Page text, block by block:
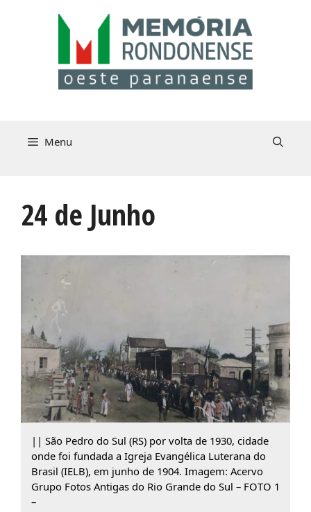
Menu
24 de Junho
|| São Pedro do Sul (RS) por volta de 1930, cidade
onde foi fundada a Igreja Evangélica Luterana do
Brasil (IELB), em junho de 1904. Imagem: Acervo
Grupo Fotos Antigas do Rio Grande do Sul – FOTO 1
–